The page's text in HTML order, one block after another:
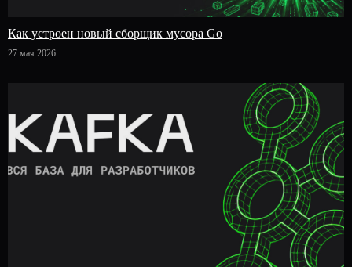
Как устроен новый сборщик мусора Go
27 мая 2026